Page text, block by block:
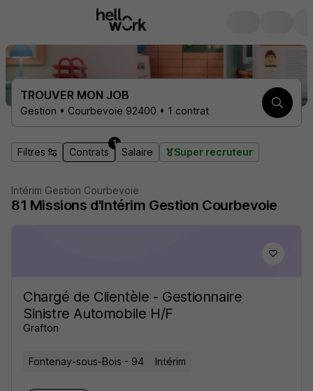
TROUVER MON JOB
Gestion • Courbevoie 92400 • 1 contrat
Filtres Contrats
1
Salaire Super recruteur
Intérim Gestion Courbevoie
81 Missions d'Intérim Gestion Courbevoie
Chargé de Clientèle - Gestionnaire
Sinistre Automobile H/F
Grafton
Fontenay-sous-Bois - 94 Intérim